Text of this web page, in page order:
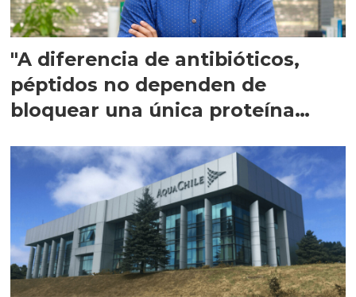
"A diferencia de antibióticos,
péptidos no dependen de
bloquear una única proteína